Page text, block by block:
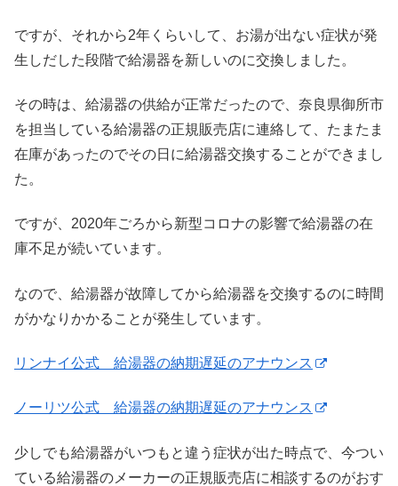
ですが、それから2年くらいして、お湯が出ない症状が発
生しだした段階で給湯器を新しいのに交換しました。
その時は、給湯器の供給が正常だったので、奈良県御所市
を担当している給湯器の正規販売店に連絡して、たまたま
在庫があったのでその日に給湯器交換することができまし
た。
ですが、2020年ごろから新型コロナの影響で給湯器の在
庫不足が続いています。
なので、給湯器が故障してから給湯器を交換するのに時間
がかなりかかることが発生しています。
リンナイ公式 給湯器の納期遅延のアナウンス
ノーリツ公式 給湯器の納期遅延のアナウンス
少しでも給湯器がいつもと違う症状が出た時点で、今つい
ている給湯器のメーカーの正規販売店に相談するのがおす